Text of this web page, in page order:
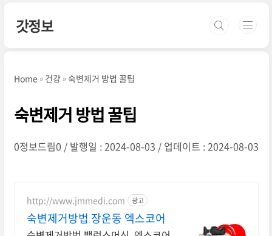
갓정보
Home 건강 숙변제거 방법 꿀팁
숙변제거 방법 꿀팁
0정보드림0 발행일 : 2024-08-03 업데이트 : 2024-08-03
http://www.jmmedi.com 광고
숙변제거방법 장운동 엑스코어